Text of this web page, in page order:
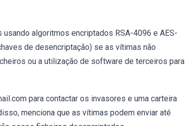
algoritmos encriptados RSA-4096 e AES-
de desencriptação) se as vítimas não
ou a utilização de software de terceiros para
para contactar os invasores e uma carteira
menciona que as vítimas podem enviar até